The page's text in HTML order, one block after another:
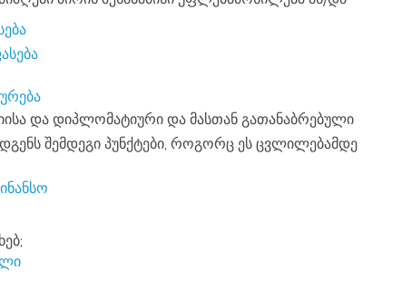
შემდეგი პუნქტები, როგორც ეს ცვლილებამდე